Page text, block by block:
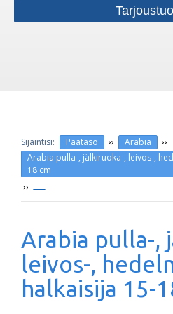
Päätaso ›› Arabia ››
Arabia pulla-, jälkiruoka-, leivos-,
18 cm
››
Arabia pulla-,
leivos-,
halkaisija 15-